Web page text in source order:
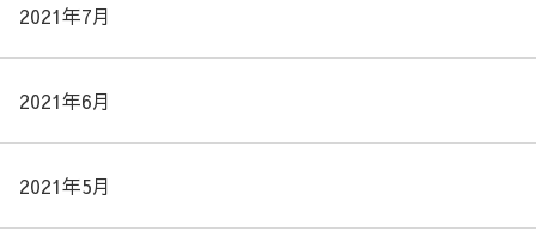
2021年7月
2021年6月
2021年5月